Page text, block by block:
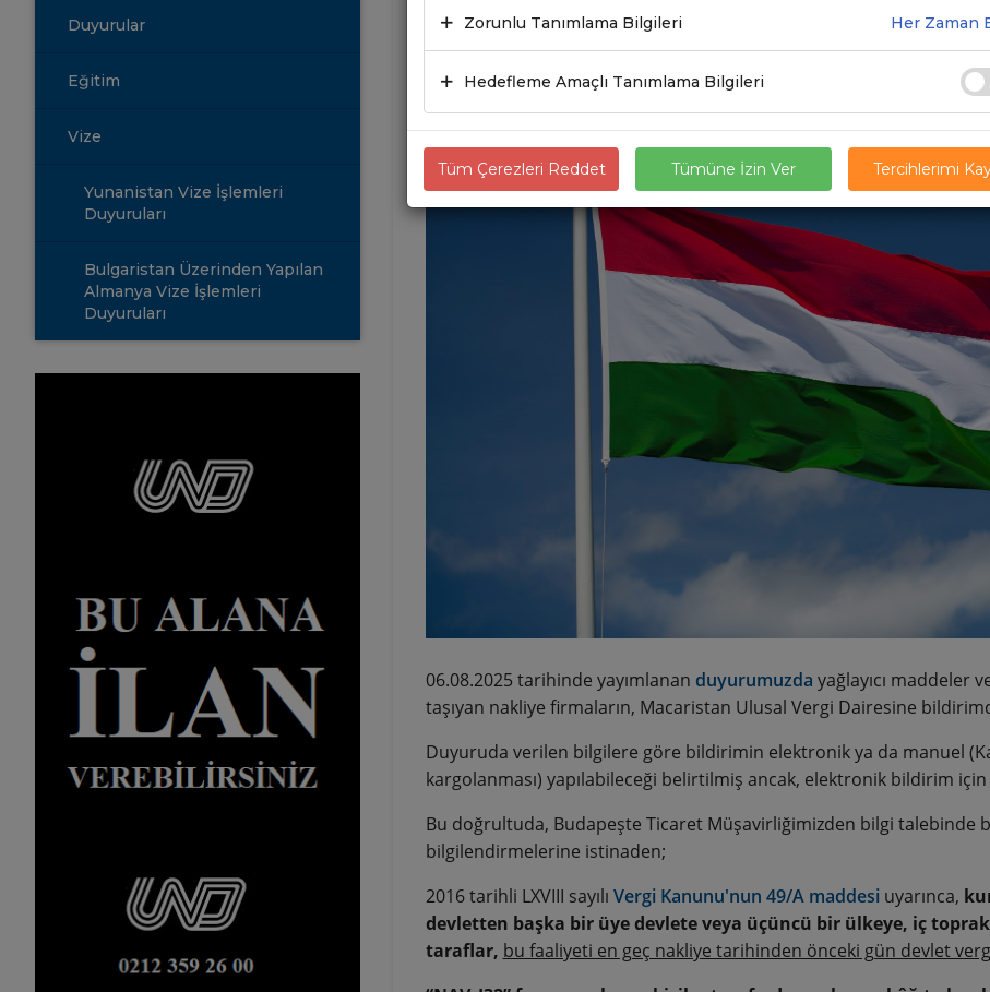
Duyurular
Eğitim
Vize
Yunanistan Vize İşlemleri
Duyuruları
Bulgaristan Üzerinden Yapılan
Almanya Vize İşlemleri
Duyuruları
03.09.2025
06.08.2025 tarihinde yayımlanan duyurumuzda yağlayıcı maddeler
taşıyan nakliye firmaların, Macaristan Ulusal Vergi Dairesine
Duyuruda verilen bilgilere göre bildirimin elektronik ya da manuel
kargolanması) yapılabileceği belirtilmiş ancak, elektronik bildirim
Bu doğrultuda, Budapeşte Ticaret Müşavirliğimizden bilgi talebinde
bilgilendirmelerine istinaden;
2016 tarihli LXVIII sayılı Vergi Kanunu'nun 49/A maddesi uyarınca,
devletten başka bir üye devlete veya üçüncü bir ülkeye, iç
taraflar, bu faaliyeti en geç nakliye tarihinden önceki gün devlet
Zorunlu Tanımlama Bilgileri Her Zaman
Hedefleme Amaçlı Tanımlama Bilgileri
Tüm Çerezleri Reddet Tümüne İzin Ver Tercihlerimi